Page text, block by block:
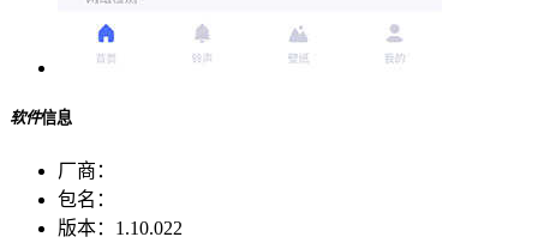
软件信息
厂商：
包名：
版本： 1.10.022